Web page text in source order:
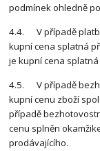
podmínek ohledně
4.4. V případě
kupní cena splatná
je kupní cena
4.5. V případě
kupní cenu zboží
případě
cenu splněn
prodávajícího.